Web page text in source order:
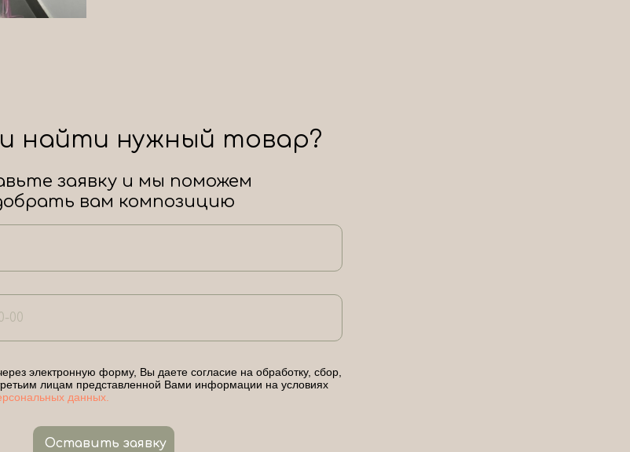
электронную форму, Вы даете согласие на обработку, сбор,
лицам представленной Вами информации на условиях
данных.
Оставить заявку
найти нужный товар?
заявку и мы поможем
вам композицию